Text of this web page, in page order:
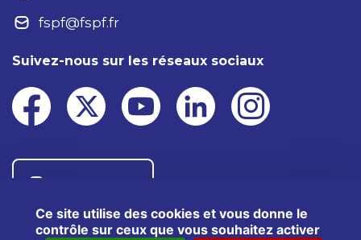
Ce site utilise des cookies et vous donne le
contrôle sur ceux que vous souhaitez activer
fspf@fspf.fr
Suivez-nous sur les réseaux sociaux